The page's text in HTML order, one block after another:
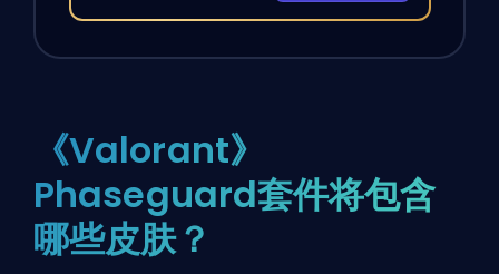
《Valorant》
Phaseguard套件将包含
哪些皮肤？